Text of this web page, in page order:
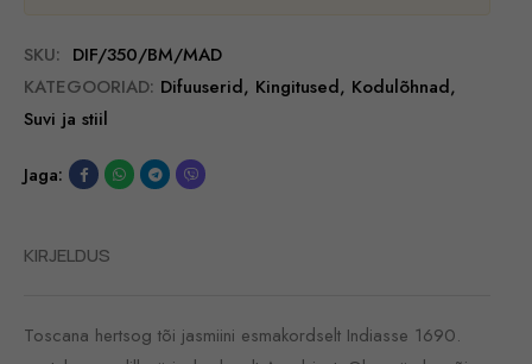
SKU: DIF/350/BM/MAD
KATEGOORIAD: Difuuserid, Kingitused, Kodulõhnad,
Suvi ja stiil
Jaga:
KIRJELDUS
Toscana hertsog tõi jasmiini esmakordselt Indiasse 1690.